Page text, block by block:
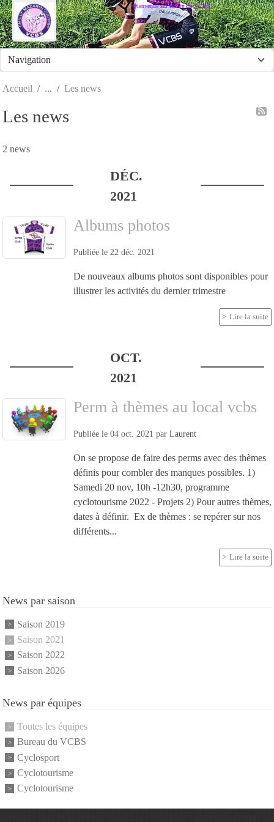
Bienvenue sur le site du VCBS
Accueil Les news
Les news
2 news
DÉC.
2021
Albums photos
Publiée le 22 déc. 2021
De nouveaux albums photos sont disponibles pour
illustrer les activités du dernier trimestre
Lire la suite
OCT.
2021
Perm à thèmes au local vcbs
Publiée le 04 oct. 2021 par Laurent
On se propose de faire des perms avec des thèmes
définis pour combler des manques possibles. 1)
Samedi 20 nov, 10h -12h30, programme
cyclotourisme 2022 - Projets 2) Pour autres thèmes,
dates à définir. Ex de thèmes : se repérer sur nos
différents...
Lire la suite
News par saison
Saison 2019
Saison 2021
Saison 2022
Saison 2026
News par équipes
Toutes les équipes
Bureau du VCBS
Cyclosport
Cyclotourisme
Cyclotourisme
Panneau de gestion des cookies